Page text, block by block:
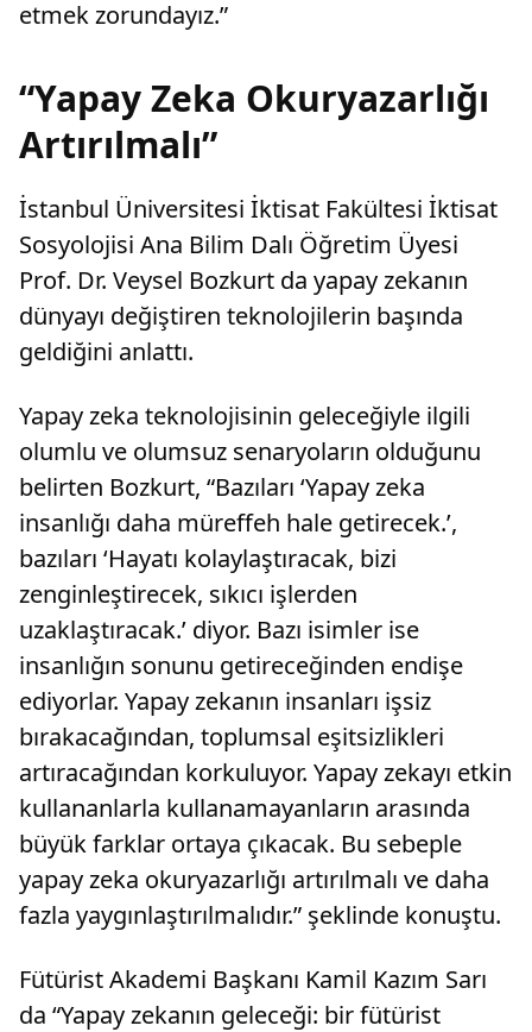
etmek zorundayız.”
“Yapay Zeka Okuryazarlığı
Artırılmalı”
İstanbul Üniversitesi İktisat Fakültesi İktisat
Sosyolojisi Ana Bilim Dalı Öğretim Üyesi
Prof. Dr. Veysel Bozkurt da yapay zekanın
dünyayı değiştiren teknolojilerin başında
geldiğini anlattı.
Yapay zeka teknolojisinin geleceğiyle ilgili
olumlu ve olumsuz senaryoların olduğunu
belirten Bozkurt, “Bazıları ‘Yapay zeka
insanlığı daha müreffeh hale getirecek.’,
bazıları ‘Hayatı kolaylaştıracak, bizi
zenginleştirecek, sıkıcı işlerden
uzaklaştıracak.’ diyor. Bazı isimler ise
insanlığın sonunu getireceğinden endişe
ediyorlar. Yapay zekanın insanları işsiz
bırakacağından, toplumsal eşitsizlikleri
artıracağından korkuluyor. Yapay zekayı etkin
kullananlarla kullanamayanların arasında
büyük farklar ortaya çıkacak. Bu sebeple
yapay zeka okuryazarlığı artırılmalı ve daha
fazla yaygınlaştırılmalıdır.” şeklinde konuştu.
Fütürist Akademi Başkanı Kamil Kazım Sarı
da “Yapay zekanın geleceği: bir fütürist